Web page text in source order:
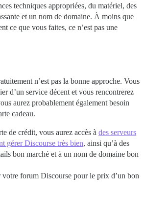
techniques appropriées, du matériel, des
et un nom de domaine. À moins que
ce que vous faites, ce n’est pas une
n’est pas la bonne approche. Vous
d’un service décent et vous rencontrerez
aurez probablement également besoin
cadeau.
de crédit, vous aurez accès à des serveurs
gérer Discourse très bien, ainsi qu’à des
bon marché et à un nom de domaine bon
votre forum Discourse pour le prix d’un bon